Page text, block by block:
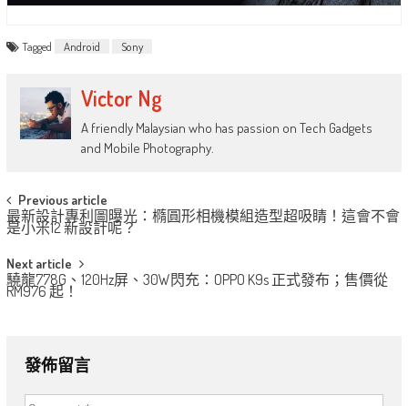
Tagged Android Sony
Victor Ng
A friendly Malaysian who has passion on Tech Gadgets
and Mobile Photography.
Post
navigation
Previous article
最新設計專利圖曝光：橢圓形相機模組造型超吸睛！這會不會
是小米12 新設計呢？
Next article
驍龍778G、120Hz屏、30W閃充：OPPO K9s 正式發布；售價從
RM976 起！
發佈留言